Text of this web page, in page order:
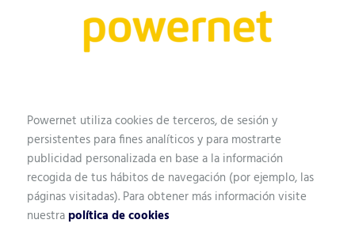
Perfil profesional
Empresa
Powernet utiliza cookies de terceros, de sesión y
persistentes para fines analíticos y para mostrarte
publicidad personalizada en base a la información
recogida de tus hábitos de navegación (por ejemplo, las
páginas visitadas). Para obtener más información visite
nuestrapolítica de cookies